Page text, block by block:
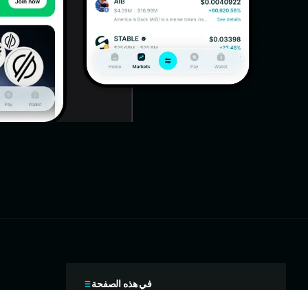
في هذه الصفحة